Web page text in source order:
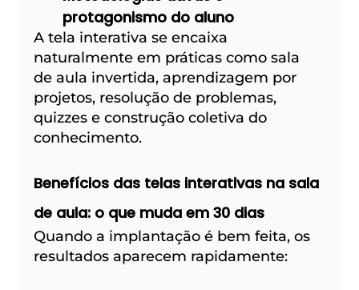
protagonismo do aluno
A tela interativa se encaixa
naturalmente em práticas como sala
de aula invertida, aprendizagem por
projetos, resolução de problemas,
quizzes e construção coletiva do
conhecimento.
Benefícios das telas interativas na sala
de aula: o que muda em 30 dias
Quando a implantação é bem feita, os
resultados aparecem rapidamente: